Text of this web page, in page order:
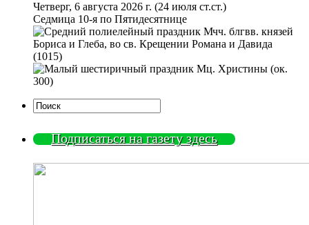
Четверг, 6 августа 2026 г. (24 июля ст.ст.)
Седмица 10-я по Пятидесятнице
Мчч. блгвв. князей
Бориса и Глеба, во св. Крещении Романа и Давида
(1015)
Мц. Христины (ок.
300)
Подписаться на газету здесь